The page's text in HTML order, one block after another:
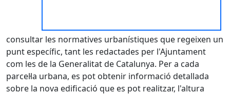
consultar les normatives urbanístiques que regeixen un
punt específic, tant les redactades per l'Ajuntament
com les de la Generalitat de Catalunya. Per a cada
parcel·la urbana, es pot obtenir informació detallada
sobre la nova edificació que es pot realitzar, l'altura